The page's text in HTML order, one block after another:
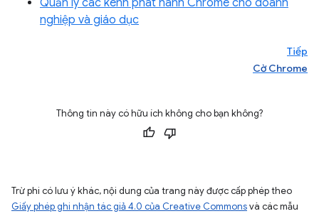
nghiệp và giáo dục
Tiếp
Cờ Chrome
Thông tin này có hữu ích không cho bạn không?
Trừ phi có lưu ý khác, nội dung của trang này được cấp phép theo
Giấy phép ghi nhận tác giả 4.0 của Creative Commonsvà các mẫu